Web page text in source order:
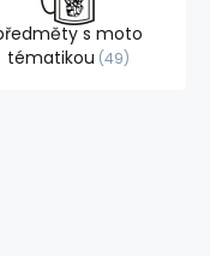
s moto
tématikou 49